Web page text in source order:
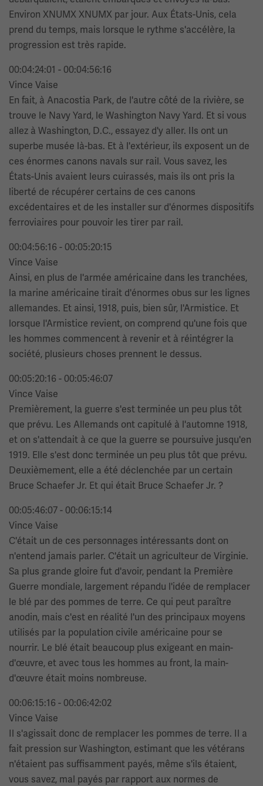
Environ XNUMX XNUMX par jour. Aux États-Unis, cela
prend du temps, mais lorsque le rythme s'accélère, la
progression est très rapide.
00:04:24:01 - 00:04:56:16
Vince Vaise
En fait, à Anacostia Park, de l'autre côté de la rivière, se
trouve le Navy Yard, le Washington Navy Yard. Et si vous
allez à Washington, D.C., essayez d'y aller. Ils ont un
superbe musée là-bas. Et à l'extérieur, ils exposent un de
ces énormes canons navals sur rail. Vous savez, les
États-Unis avaient leurs cuirassés, mais ils ont pris la
liberté de récupérer certains de ces canons
excédentaires et de les installer sur d'énormes dispositifs
ferroviaires pour pouvoir les tirer par rail.
00:04:56:16 - 00:05:20:15
Vince Vaise
Ainsi, en plus de l'armée américaine dans les tranchées,
la marine américaine tirait d'énormes obus sur les lignes
allemandes. Et ainsi, 1918, puis, bien sûr, l'Armistice. Et
lorsque l'Armistice revient, on comprend qu'une fois que
les hommes commencent à revenir et à réintégrer la
société, plusieurs choses prennent le dessus.
00:05:20:16 - 00:05:46:07
Vince Vaise
Premièrement, la guerre s'est terminée un peu plus tôt
que prévu. Les Allemands ont capitulé à l'automne 1918,
et on s'attendait à ce que la guerre se poursuive jusqu'en
1919. Elle s'est donc terminée un peu plus tôt que prévu.
Deuxièmement, elle a été déclenchée par un certain
Bruce Schaefer Jr. Et qui était Bruce Schaefer Jr. ?
00:05:46:07 - 00:06:15:14
Vince Vaise
C'était un de ces personnages intéressants dont on
n'entend jamais parler. C'était un agriculteur de Virginie.
Sa plus grande gloire fut d'avoir, pendant la Première
Guerre mondiale, largement répandu l'idée de remplacer
le blé par des pommes de terre. Ce qui peut paraître
anodin, mais c'est en réalité l'un des principaux moyens
utilisés par la population civile américaine pour se
nourrir. Le blé était beaucoup plus exigeant en main-
d'œuvre, et avec tous les hommes au front, la main-
d'œuvre était moins nombreuse.
00:06:15:16 - 00:06:42:02
Vince Vaise
Il s'agissait donc de remplacer les pommes de terre. Il a
fait pression sur Washington, estimant que les vétérans
n'étaient pas suffisamment payés, même s'ils étaient,
vous savez, mal payés par rapport aux normes de